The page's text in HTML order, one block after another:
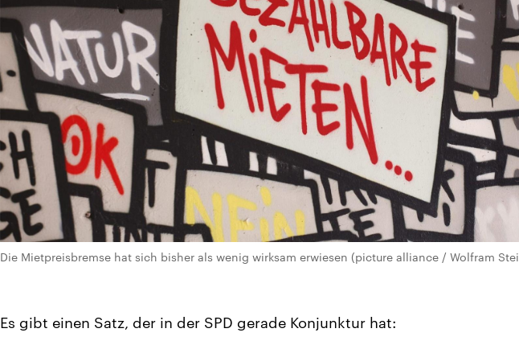
Die Mietpreisbremse hat sich bisher als wenig wirksam erwiesen (picture alliance / Wolfram
Es gibt einen Satz, der in der SPD gerade Konjunktur hat: